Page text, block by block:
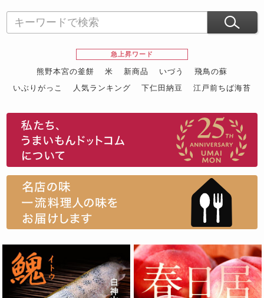
急上昇ワード
熊野本宮の釜餅 米 新商品 いづう
飛鳥の蘇
いぶりがっこ
人気ランキング 下仁田納豆
江戸前ちば海苔